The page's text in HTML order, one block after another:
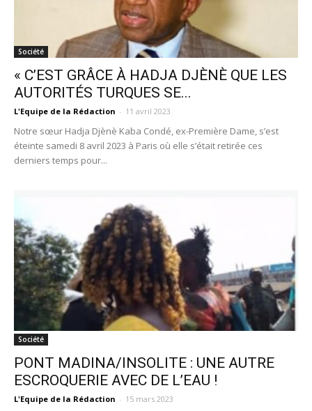
Société
« C’EST GRÂCE À HADJA DJÈNÈ QUE LES
AUTORITÉS TURQUES SE...
L'Equipe de la Rédaction - 11 avril 2023
Notre sœur Hadja Djènè Kaba Condé, ex-Première Dame, s’est
éteinte samedi 8 avril 2023 à Paris où elle s’était retirée ces
derniers temps pour...
Société
PONT MADINA/INSOLITE : UNE AUTRE
ESCROQUERIE AVEC DE L’EAU !
L'Equipe de la Rédaction - 15 mars 2023